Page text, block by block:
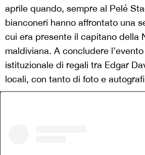
aprile quando, sempre al Pelé
bianconeri hanno affrontato una
cui era presente il capitano della
maldiviana. A concludere
istituzionale di regali tra Edgar
locali, con tanto di foto e